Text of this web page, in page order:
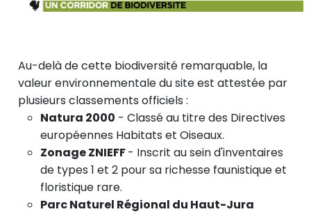
Au-delà de cette biodiversité remarquable, la
valeur environnementale du site est attestée par
plusieurs classements officiels :
Natura 2000 - Classé au titre des Directives
européennes Habitats et Oiseaux.
Zonage ZNIEFF- Inscrit au sein d'inventaires
de types 1 et 2 pour sa richesse faunistique et
floristique rare.
Parc Naturel Régional du Haut-Jura